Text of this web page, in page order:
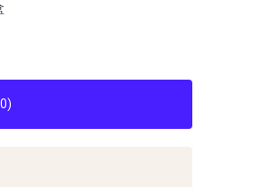
)